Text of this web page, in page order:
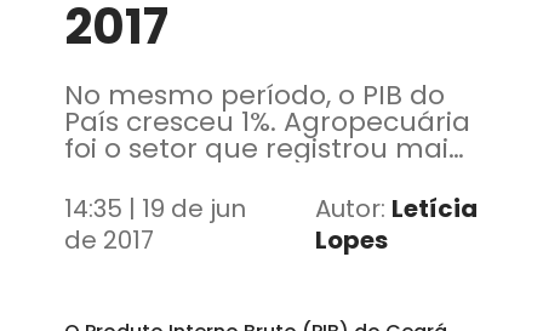
2017
No mesmo período, o PIB do
País cresceu 1%. Agropecuária
foi o setor que registrou maior
taxa de crescimento no
Estado
14:35 | 19 de jun
de 2017
Autor: Letícia
Lopes